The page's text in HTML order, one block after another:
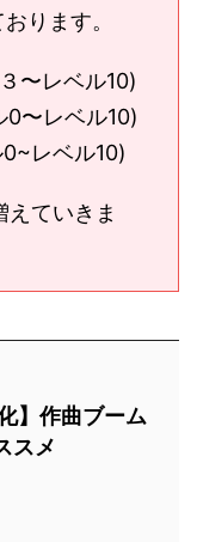
ります。
〜レベル10)
〜レベル10)
レベル10)
ていきま
】作曲ブーム
スメ